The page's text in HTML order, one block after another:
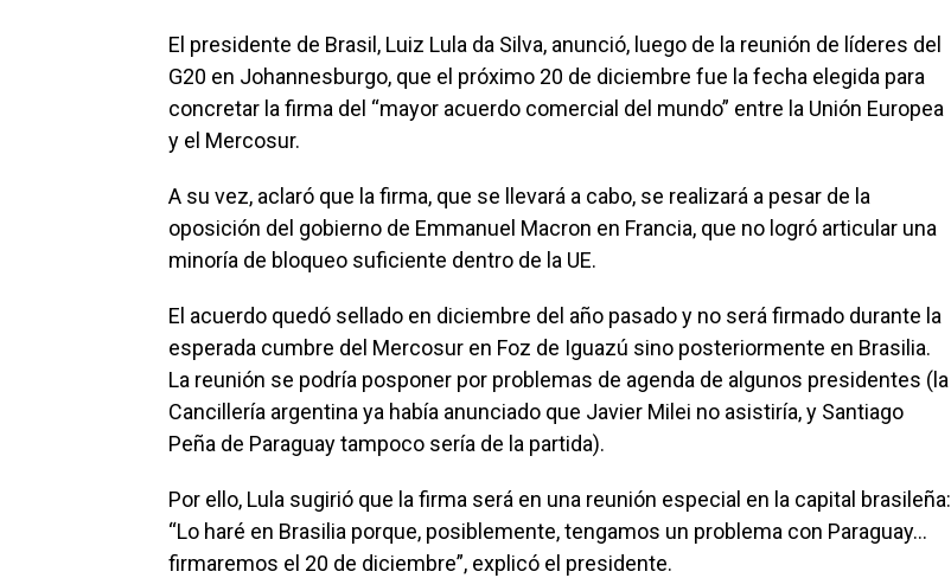
El presidente de Brasil, Luiz Lula da Silva, anunció, luego de la reunión de líderes del
G20 en Johannesburgo, que el próximo 20 de diciembre fue la fecha elegida para
concretar la firma del “mayor acuerdo comercial del mundo” entre la Unión Europea
y el Mercosur.
A su vez, aclaró que la firma, que se llevará a cabo, se realizará a pesar de la
oposición del gobierno de Emmanuel Macron en Francia, que no logró articular una
minoría de bloqueo suficiente dentro de la UE.
El acuerdo quedó sellado en diciembre del año pasado y no será firmado durante la
esperada cumbre del Mercosur en Foz de Iguazú sino posteriormente en Brasilia.
La reunión se podría posponer por problemas de agenda de algunos presidentes (la
Cancillería argentina ya había anunciado que Javier Milei no asistiría, y Santiago
Peña de Paraguay tampoco sería de la partida).
Por ello, Lula sugirió que la firma será en una reunión especial en la capital brasileña:
“Lo haré en Brasilia porque, posiblemente, tengamos un problema con Paraguay…
firmaremos el 20 de diciembre”, explicó el presidente.